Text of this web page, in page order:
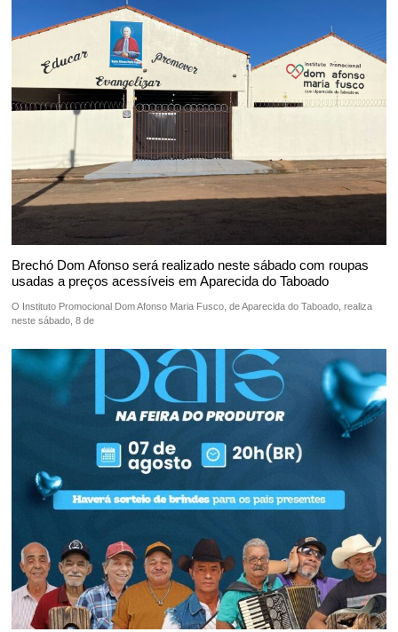
Brechó Dom Afonso será realizado neste sábado com roupas
usadas a preços acessíveis em Aparecida do Taboado
O Instituto Promocional Dom Afonso Maria Fusco, de Aparecida do Taboado, realiza
neste sábado, 8 de